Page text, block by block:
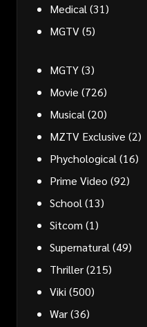
Medical (31)
MGTV(5)
MGTY(3)
Movie (726)
Musical (20)
MZTV Exclusive (2)
Phychological (16)
Prime Video (92)
School (13)
Sitcom (1)
Supernatural (49)
Thriller(215)
Viki (500)
War(36)